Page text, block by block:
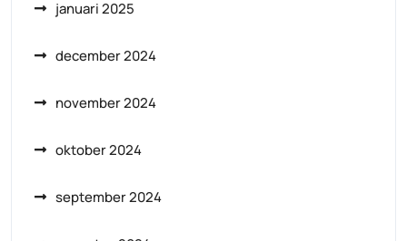
januari 2025
december 2024
november 2024
oktober 2024
september 2024